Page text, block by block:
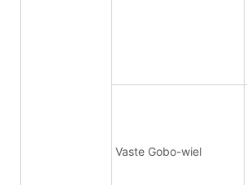
Vaste Gobo-wiel